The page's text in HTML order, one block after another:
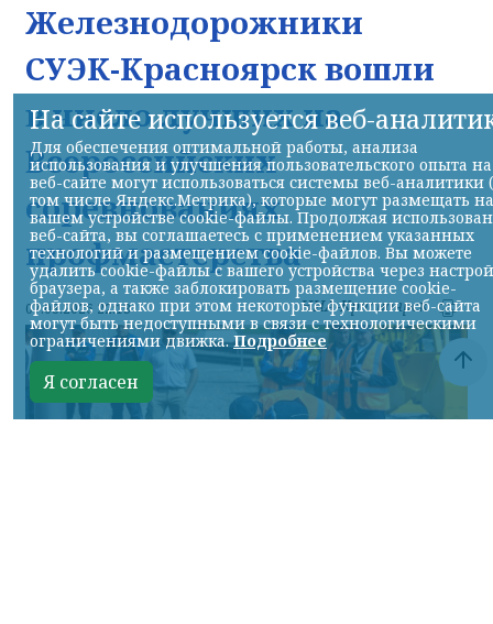
Железнодорожники
СУЭК-Красноярск вошли
в число лучших на
Всероссийских
соревнованиях
профмастерства
07.08.2026 22:13 НИА-Красноярск
На сайте используется веб-
Для обеспечения оптимальной работы, анализа
использования и улучшения пользовательского опыта на
веб-сайте могут использоваться системы веб-аналитики
том числе Яндекс.Метрика), которые могут размещать на
вашем устройстве cookie-файлы. Продолжая
веб-сайта, вы соглашаетесь с применением указанных
технологий и размещением cookie-файлов. Вы можете
удалить cookie-файлы с вашего устройства через
браузера, а также заблокировать размещение cookie-
файлов, однако при этом некоторые функции веб-сайта
могут быть недоступными в связи с технологическими
ограничениями движка.Подробнее
Я согласен